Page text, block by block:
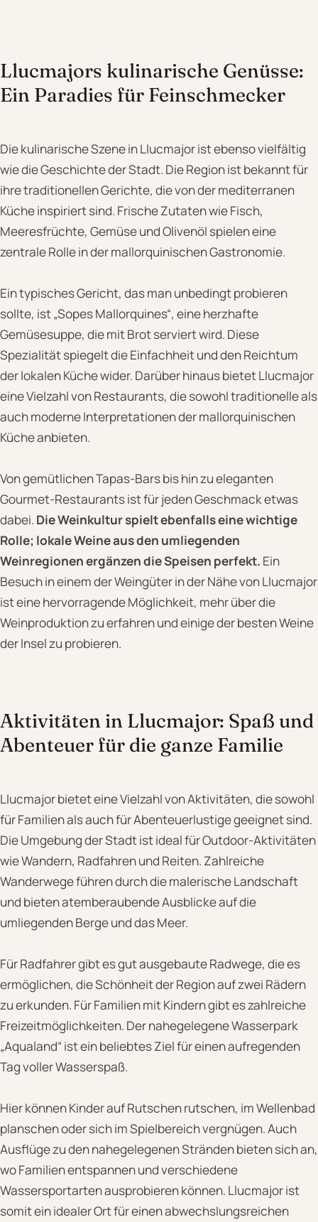
Llucmajors kulinarische Genüsse:
Ein Paradies für Feinschmecker
Die kulinarische Szene in Llucmajor ist ebenso vielfältig
wie die Geschichte der Stadt. Die Region ist bekannt für
ihre traditionellen Gerichte, die von der mediterranen
Küche inspiriert sind. Frische Zutaten wie Fisch,
Meeresfrüchte, Gemüse und Olivenöl spielen eine
zentrale Rolle in der mallorquinischen Gastronomie.
Ein typisches Gericht, das man unbedingt probieren
sollte, ist „Sopes Mallorquines“, eine herzhafte
Gemüsesuppe, die mit Brot serviert wird. Diese
Spezialität spiegelt die Einfachheit und den Reichtum
der lokalen Küche wider. Darüber hinaus bietet Llucmajor
eine Vielzahl von Restaurants, die sowohl traditionelle als
auch moderne Interpretationen der mallorquinischen
Küche anbieten.
Von gemütlichen Tapas-Bars bis hin zu eleganten
Gourmet-Restaurants ist für jeden Geschmack etwas
dabei. Die Weinkultur spielt ebenfalls eine wichtige
Rolle; lokale Weine aus den umliegenden
Weinregionen ergänzen die Speisen perfekt. Ein
Besuch in einem der Weingüter in der Nähe von Llucmajor
ist eine hervorragende Möglichkeit, mehr über die
Weinproduktion zu erfahren und einige der besten Weine
der Insel zu probieren.
Aktivitäten in Llucmajor: Spaß und
Abenteuer für die ganze Familie
Llucmajor bietet eine Vielzahl von Aktivitäten, die sowohl
für Familien als auch für Abenteuerlustige geeignet sind.
Die Umgebung der Stadt ist ideal für Outdoor-Aktivitäten
wie Wandern, Radfahren und Reiten. Zahlreiche
Wanderwege führen durch die malerische Landschaft
und bieten atemberaubende Ausblicke auf die
umliegenden Berge und das Meer.
Für Radfahrer gibt es gut ausgebaute Radwege, die es
ermöglichen, die Schönheit der Region auf zwei Rädern
zu erkunden. Für Familien mit Kindern gibt es zahlreiche
Freizeitmöglichkeiten. Der nahegelegene Wasserpark
„Aqualand“ ist ein beliebtes Ziel für einen aufregenden
Tag voller Wasserspaß.
Hier können Kinder auf Rutschen rutschen, im Wellenbad
planschen oder sich im Spielbereich vergnügen. Auch
Ausflüge zu den nahegelegenen Stränden bieten sich an,
wo Familien entspannen und verschiedene
Wassersportarten ausprobieren können. Llucmajor ist
somit ein idealer Ort für einen abwechslungsreichen